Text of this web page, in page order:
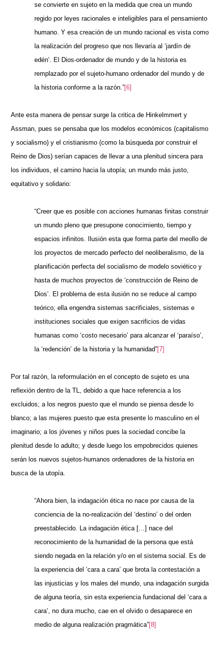
se convierte en sujeto en la medida que crea un mundo
regido por leyes racionales e inteligibles para el pensamiento
humano. Y esa creación de un mundo racional es vista como
la realización del progreso que nos llevaría al ‘jardín de
edén’. El Dios-ordenador de mundo y de la historia es
remplazado por el sujeto-humano ordenador del mundo y de
la historia conforme a la razón.”[6]
Ante esta manera de pensar surge la critica de Hinkelmmert y
Assman, pues se pensaba que los modelos económicos (capitalismo
y socialismo) y el cristianismo (como la búsqueda por construir el
Reino de Dios) serían capaces de llevar a una plenitud sincera para
los individuos, el camino hacia la utopía; un mundo más justo,
equitativo y solidario:
“Creer que es posible con acciones humanas finitas construir
un mundo pleno que presupone conocimiento, tiempo y
espacios infinitos. Ilusión esta que forma parte del meollo de
los proyectos de mercado perfecto del neoliberalismo, de la
planificación perfecta del socialismo de modelo soviético y
hasta de muchos proyectos de ‘construcción de Reino de
Dios’. El problema de esta ilusión no se reduce al campo
teórico; ella engendra sistemas sacrificiales, sistemas e
instituciones sociales que exigen sacrificios de vidas
humanas como ‘costo necesario’ para alcanzar el ‘paraíso’,
la ‘redención’ de la historia y la humanidad”[7]
Por tal razón, la reformulación en el concepto de sujeto es una
reflexión dentro de la TL, debido a que hace referencia a los
excluidos; a los negros puesto que el mundo se piensa desde lo
blanco; a las mujeres puesto que esta presente lo masculino en el
imaginario; a los jóvenes y niños pues la sociedad concibe la
plenitud desde lo adulto; y desde luego los empobrecidos quienes
serán los nuevos sujetos-humanos ordenadores de la historia en
busca de la utopía.
“Ahora bien, la indagación ética no nace por causa de la
conciencia de la no-realización del ‘destino’ o del orden
preestablecido. La indagación ética […] nace del
reconocimiento de la humanidad de la persona que está
siendo negada en la relación y/o en el sistema social. Es de
la experiencia del ‘cara a cara’ que brota la contestación a
las injusticias y los males del mundo, una indagación surgida
de alguna teoría, sin esta experiencia fundacional del ‘cara a
cara’, no dura mucho, cae en el olvido o desaparece en
medio de alguna realización pragmática”[8]